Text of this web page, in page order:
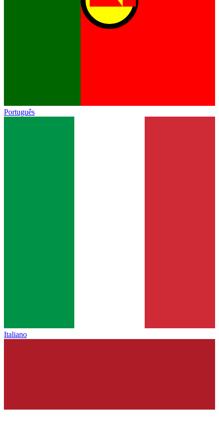
Português
Italiano